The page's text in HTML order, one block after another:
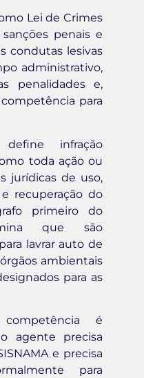
Lei de Crimes
penais e
condutas lesivas
administrativo,
penalidades e,
para
infração
toda ação ou
jurídicas de uso,
recuperação do
primeiro do
que são
lavrar auto de
ambientais
para as
é
agente precisa
e precisa
para